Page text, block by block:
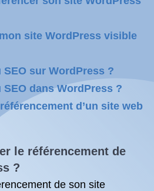
site WordPress visible
sur WordPress ?
dans WordPress ?
d’un site web
le référencement de
?
de son site